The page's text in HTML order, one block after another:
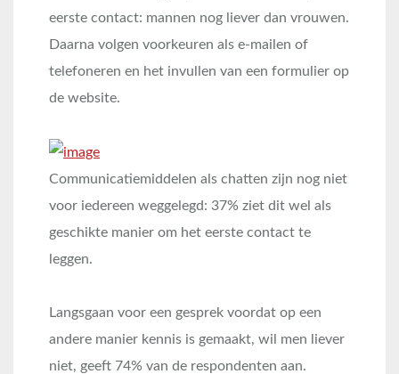
eerste contact: mannen nog liever dan vrouwen.
Daarna volgen voorkeuren als e-mailen of
telefoneren en het invullen van een formulier op
de website.
Communicatiemiddelen als chatten zijn nog niet
voor iedereen weggelegd: 37% ziet dit wel als
geschikte manier om het eerste contact te
leggen.
Langsgaan voor een gesprek voordat op een
andere manier kennis is gemaakt, wil men liever
niet, geeft 74% van de respondenten aan.